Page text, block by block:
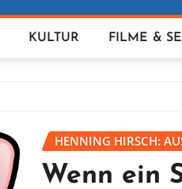
KULTUR FILME &
HENNING HIRSCH:
Wenn ein